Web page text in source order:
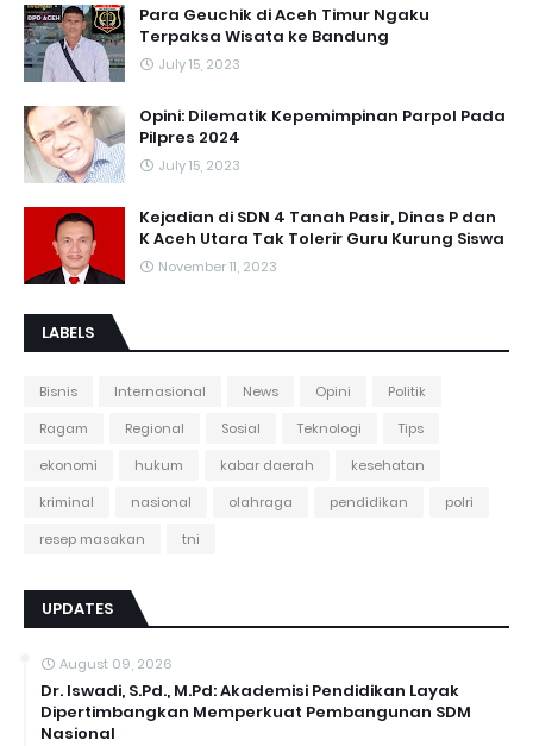
Para Geuchik di Aceh Timur Ngaku
Terpaksa Wisata ke Bandung
July 15, 2023
Opini: Dilematik Kepemimpinan Parpol Pada
Pilpres 2024
July 15, 2023
Kejadian di SDN 4 Tanah Pasir, Dinas P dan
K Aceh Utara Tak Tolerir Guru Kurung Siswa
November 11, 2023
LABELS
Bisnis Internasional News Opini
Politik
Ragam
Regional Sosial Teknologi
Tips
ekonomi
hukum kabar daerah
kesehatan
kriminal
nasional olahraga pendidikan
polri
resep masakan
tni
UPDATES
August 09, 2026
Dr. Iswadi, S.Pd., M.Pd: Akademisi Pendidikan Layak
Dipertimbangkan Memperkuat Pembangunan SDM
Nasional